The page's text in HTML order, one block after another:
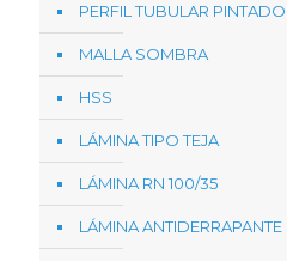
PERFIL TUBULAR PINTADO
MALLA SOMBRA
HSS
LÁMINA TIPO TEJA
LÁMINA RN 100/35
LÁMINA ANTIDERRAPANTE